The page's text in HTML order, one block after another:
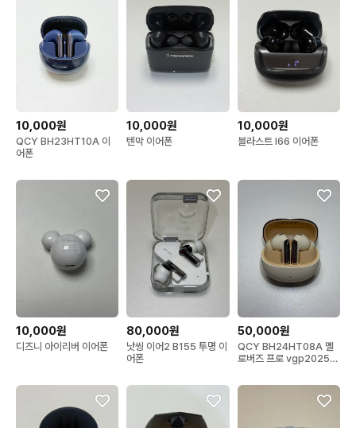
10,000원
QCY BH23HT10A 이
어폰
10,000원
텐막 이어폰
10,000원
블라스트 I66 이어폰
10,000원
디즈니 아이리버 이어폰
80,000원
낫씽 이어2 B155 투명 이
어폰
50,000원
QCY BH24HT08A 멜
로버즈 프로 vgp2025